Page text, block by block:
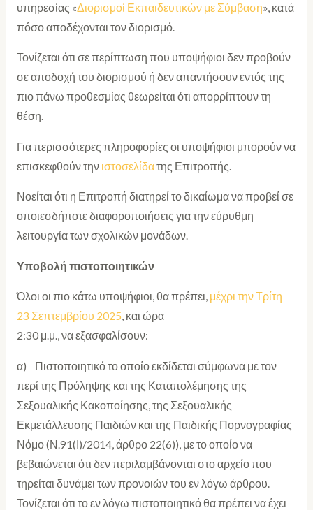
υπηρεσίας «Διορισμοί Εκπαιδευτικών με Σύμβαση», κατά
πόσο αποδέχονται τον διορισμό.
Τονίζεται ότι σε περίπτωση που υποψήφιοι δεν προβούν
σε αποδοχή του διορισμού ή δεν απαντήσουν εντός της
πιο πάνω προθεσμίας θεωρείται ότι απορρίπτουν τη
θέση.
Για περισσότερες πληροφορίες οι υποψήφιοι μπορούν να
επισκεφθούν την ιστοσελίδατης Επιτροπής.
Νοείται ότι η Επιτροπή διατηρεί το δικαίωμα να προβεί σε
οποιεσδήποτε διαφοροποιήσεις για την εύρυθμη
λειτουργία των σχολικών μονάδων.
Υποβολή πιστοποιητικών
Όλοι οι πιο κάτω υποψήφιοι, θα πρέπει, μέχρι την Τρίτη
23 Σεπτεμβρίου 2025, και ώρα
2:30 μ.μ., να εξασφαλίσουν:
α) Πιστοποιητικό το οποίο εκδίδεται σύμφωνα με τον
περί της Πρόληψης και της Καταπολέμησης της
Σεξουαλικής Κακοποίησης, της Σεξουαλικής
Εκμετάλλευσης Παιδιών και της Παιδικής Πορνογραφίας
Νόμο (Ν.91(Ι)/2014, άρθρο 22(6)), με το οποίο να
βεβαιώνεται ότι δεν περιλαμβάνονται στο αρχείο που
τηρείται δυνάμει των προνοιών του εν λόγω άρθρου.
Τονίζεται ότι το εν λόγω πιστοποιητικό θα πρέπει να έχει